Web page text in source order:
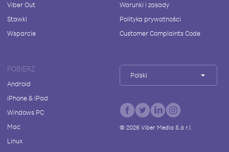
Viber Out
Stawki
Wsparcie
Warunki i zasady
Polityka prywatności
Customer Complaints Code
POBIERZ
Android
iPhone & iPad
Windows PC
Mac
Linux
Polski
© 2026Viber Media S.à r.l.